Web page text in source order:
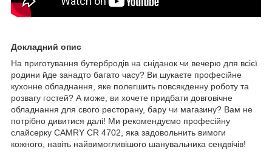
Докладний опис
На приготування бутербродів на сніданок чи вечерю для всієї
родини йде занадто багато часу? Ви шукаєте професійне
кухонне обладнання, яке полегшить повсякденну роботу та
розвагу гостей? А може, ви хочете придбати довговічне
обладнання для свого ресторану, бару чи магазину? Вам не
потрібно дивитися далі! Ми рекомендуємо професійну
слайсерку CAMRY CR 4702, яка задовольнить вимоги
кожного, навіть найвимогливішого шанувальника сендвічів!